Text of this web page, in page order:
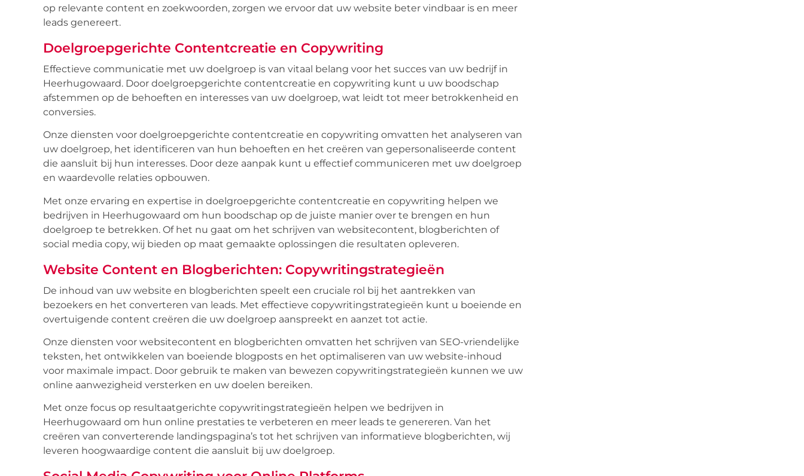
op relevante content en zoekwoorden, zorgen we ervoor dat uw website beter vindbaar is en meer
leads genereert.
Doelgroepgerichte Contentcreatie en Copywriting
Effectieve communicatie met uw doelgroep is van vitaal belang voor het succes van uw bedrijf in
Heerhugowaard. Door doelgroepgerichte contentcreatie en copywriting kunt u uw boodschap
afstemmen op de behoeften en interesses van uw doelgroep, wat leidt tot meer betrokkenheid en
conversies.
Onze diensten voor doelgroepgerichte contentcreatie en copywriting omvatten het analyseren van
uw doelgroep, het identificeren van hun behoeften en het creëren van gepersonaliseerde content
die aansluit bij hun interesses. Door deze aanpak kunt u effectief communiceren met uw doelgroep
en waardevolle relaties opbouwen.
Met onze ervaring en expertise in doelgroepgerichte contentcreatie en copywriting helpen we
bedrijven in Heerhugowaard om hun boodschap op de juiste manier over te brengen en hun
doelgroep te betrekken. Of het nu gaat om het schrijven van websitecontent, blogberichten of
social media copy, wij bieden op maat gemaakte oplossingen die resultaten opleveren.
Website Content en Blogberichten: Copywritingstrategieën
De inhoud van uw website en blogberichten speelt een cruciale rol bij het aantrekken van
bezoekers en het converteren van leads. Met effectieve copywritingstrategieën kunt u boeiende en
overtuigende content creëren die uw doelgroep aanspreekt en aanzet tot actie.
Onze diensten voor websitecontent en blogberichten omvatten het schrijven van SEO-vriendelijke
teksten, het ontwikkelen van boeiende blogposts en het optimaliseren van uw website-inhoud
voor maximale impact. Door gebruik te maken van bewezen copywritingstrategieën kunnen we uw
online aanwezigheid versterken en uw doelen bereiken.
Met onze focus op resultaatgerichte copywritingstrategieën helpen we bedrijven in
Heerhugowaard om hun online prestaties te verbeteren en meer leads te genereren. Van het
creëren van converterende landingspagina’s tot het schrijven van informatieve blogberichten, wij
leveren hoogwaardige content die aansluit bij uw doelgroep.